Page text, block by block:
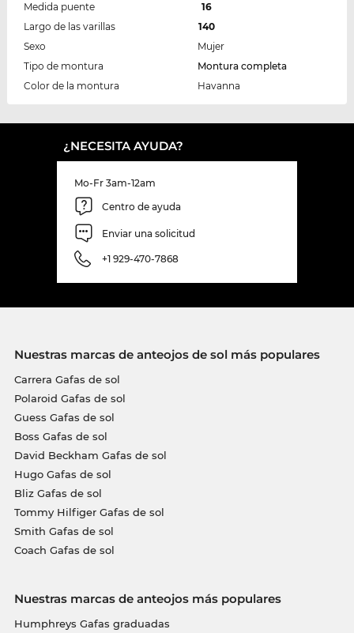
Medida puente
16
Largo de las varillas
140
Sexo
Mujer
Tipo de montura
Montura completa
Color de la montura
Havanna
¿NECESITA AYUDA?
Mo-Fr 3am-12am
Centro de ayuda
Enviar una solicitud
+1 929-470-7868
Nuestras marcas de anteojos de sol más populares
Carrera Gafas de sol
Polaroid Gafas de sol
Guess Gafas de sol
Boss Gafas de sol
David Beckham Gafas de sol
Hugo Gafas de sol
Bliz Gafas de sol
Tommy Hilfiger Gafas de sol
Smith Gafas de sol
Coach Gafas de sol
Nuestras marcas de anteojos más populares
Humphreys Gafas graduadas